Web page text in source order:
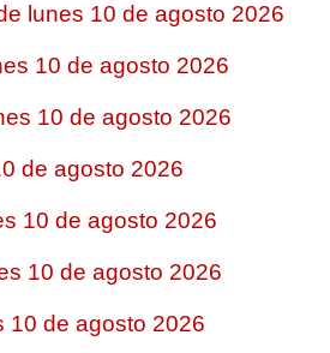
lunes 10 de agosto 2026
10 de agosto 2026
10 de agosto 2026
de agosto 2026
10 de agosto 2026
10 de agosto 2026
10 de agosto 2026